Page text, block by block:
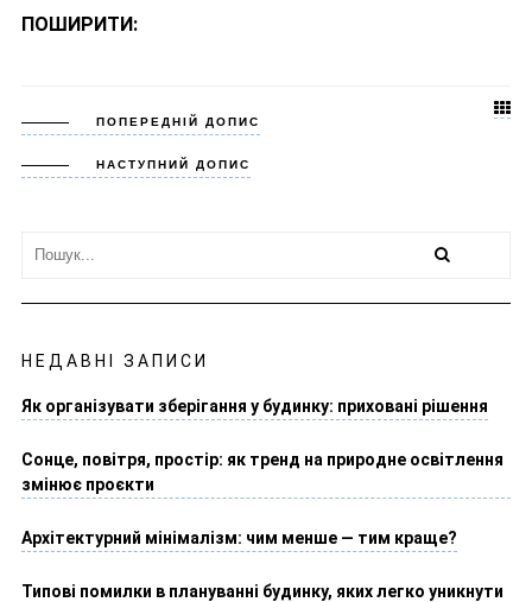
ПОШИРИТИ:
ПОПЕРЕДНІЙ ДОПИС
НАСТУПНИЙ ДОПИС
НЕДАВНІ ЗАПИСИ
Як організувати зберігання у будинку: приховані рішення
Сонце, повітря, простір: як тренд на природне освітлення
змінює проєкти
Архітектурний мінімалізм: чим менше — тим краще?
Типові помилки в плануванні будинку, яких легко уникнути